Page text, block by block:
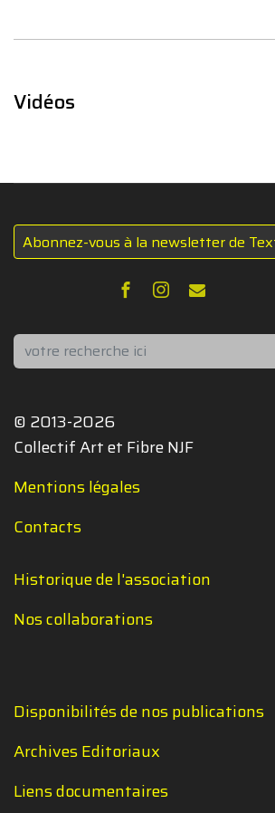
Vidéos
Abonnez-vous à la newsletter de
Rechercher
© 2013-2026
Collectif Art et Fibre NJF
Mentions légales
Contacts
Historique de l'association
Nos collaborations
Disponibilités de nos publications
Archives Editoriaux
Liens documentaires